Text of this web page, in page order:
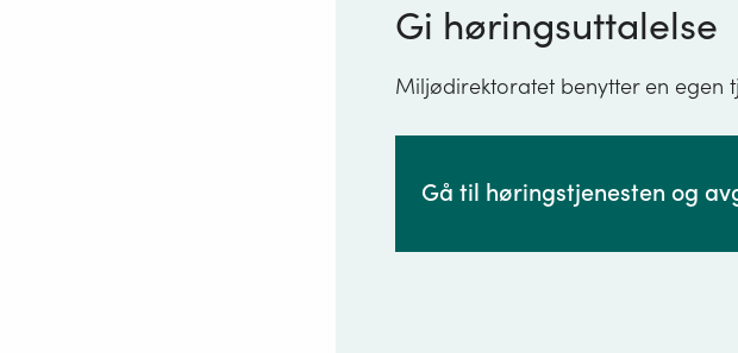
Gi høringsuttalelse
Miljødirektoratet benytter en egen
Gå til høringstjenesten og